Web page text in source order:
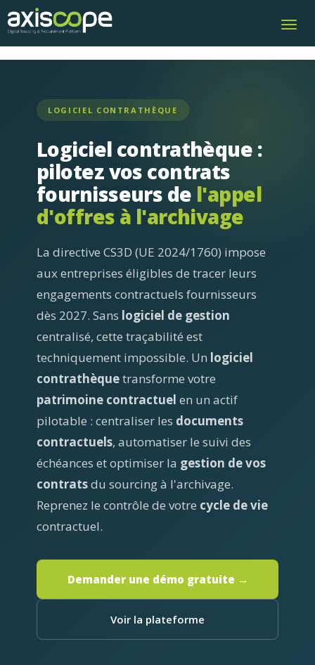
LOGICIEL CONTRATHÈQUE
Logiciel contrathèque :
pilotez vos contrats
fournisseurs de l'appel
d'offres à l'archivage
La directive CS3D (UE 2024/1760) impose
aux entreprises éligibles de tracer leurs
engagements contractuels fournisseurs
dès 2027. Sans logiciel de gestion
centralisé, cette traçabilité est
techniquement impossible. Un logiciel
contrathèquetransforme votre
patrimoine contractuel en un actif
pilotable : centraliser les documents
contractuels, automatiser le suivi des
échéances et optimiser la gestion de vos
contratsdu sourcing à l'archivage.
Reprenez le contrôle de votre cycle de vie
contractuel.
Demander une démo gratuite →
Voir la plateforme